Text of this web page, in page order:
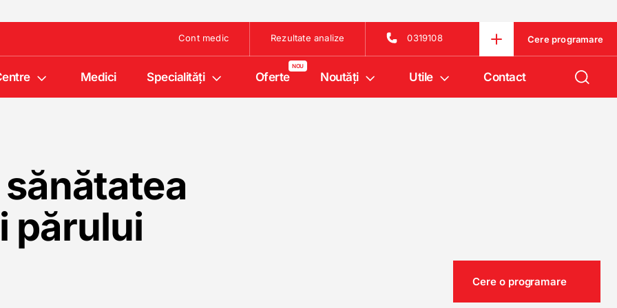
Cont medic Rezultate analize 0319108 Cere programare
Medici Specialități Oferte Noutăţi Utile Contact
părului
Cere o programare